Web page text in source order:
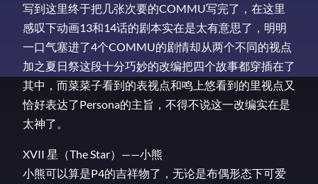
写到这里终于把几张次要的COMMU写完了，在这里
感叹下动画13和14话的剧本实在是太有意思了，明明
一口气塞进了4个COMMU的剧情却从两个不同的视点
加之夏日祭这段十分巧妙的改编把四个故事都穿插在了
其中，而菜菜子看到的表视点和鸣上悠看到的里视点又
恰好表达了Persona的主旨，不得不说这一改编实在是
太神了。
XVII 星（The Star）——小熊
小熊可以算是P4的吉祥物了，无论是布偶形态下可爱